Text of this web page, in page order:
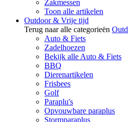
Zakmessen
Toon alle artikelen
Outdoor & Vrije tijd
Terug naar alle categorieën
Auto & Fiets
Zadelhoezen
Bekijk alle Auto & Fiets
BBQ
Dierenartikelen
Frisbees
Golf
Paraplu's
Opvouwbare paraplus
Stormparaplus